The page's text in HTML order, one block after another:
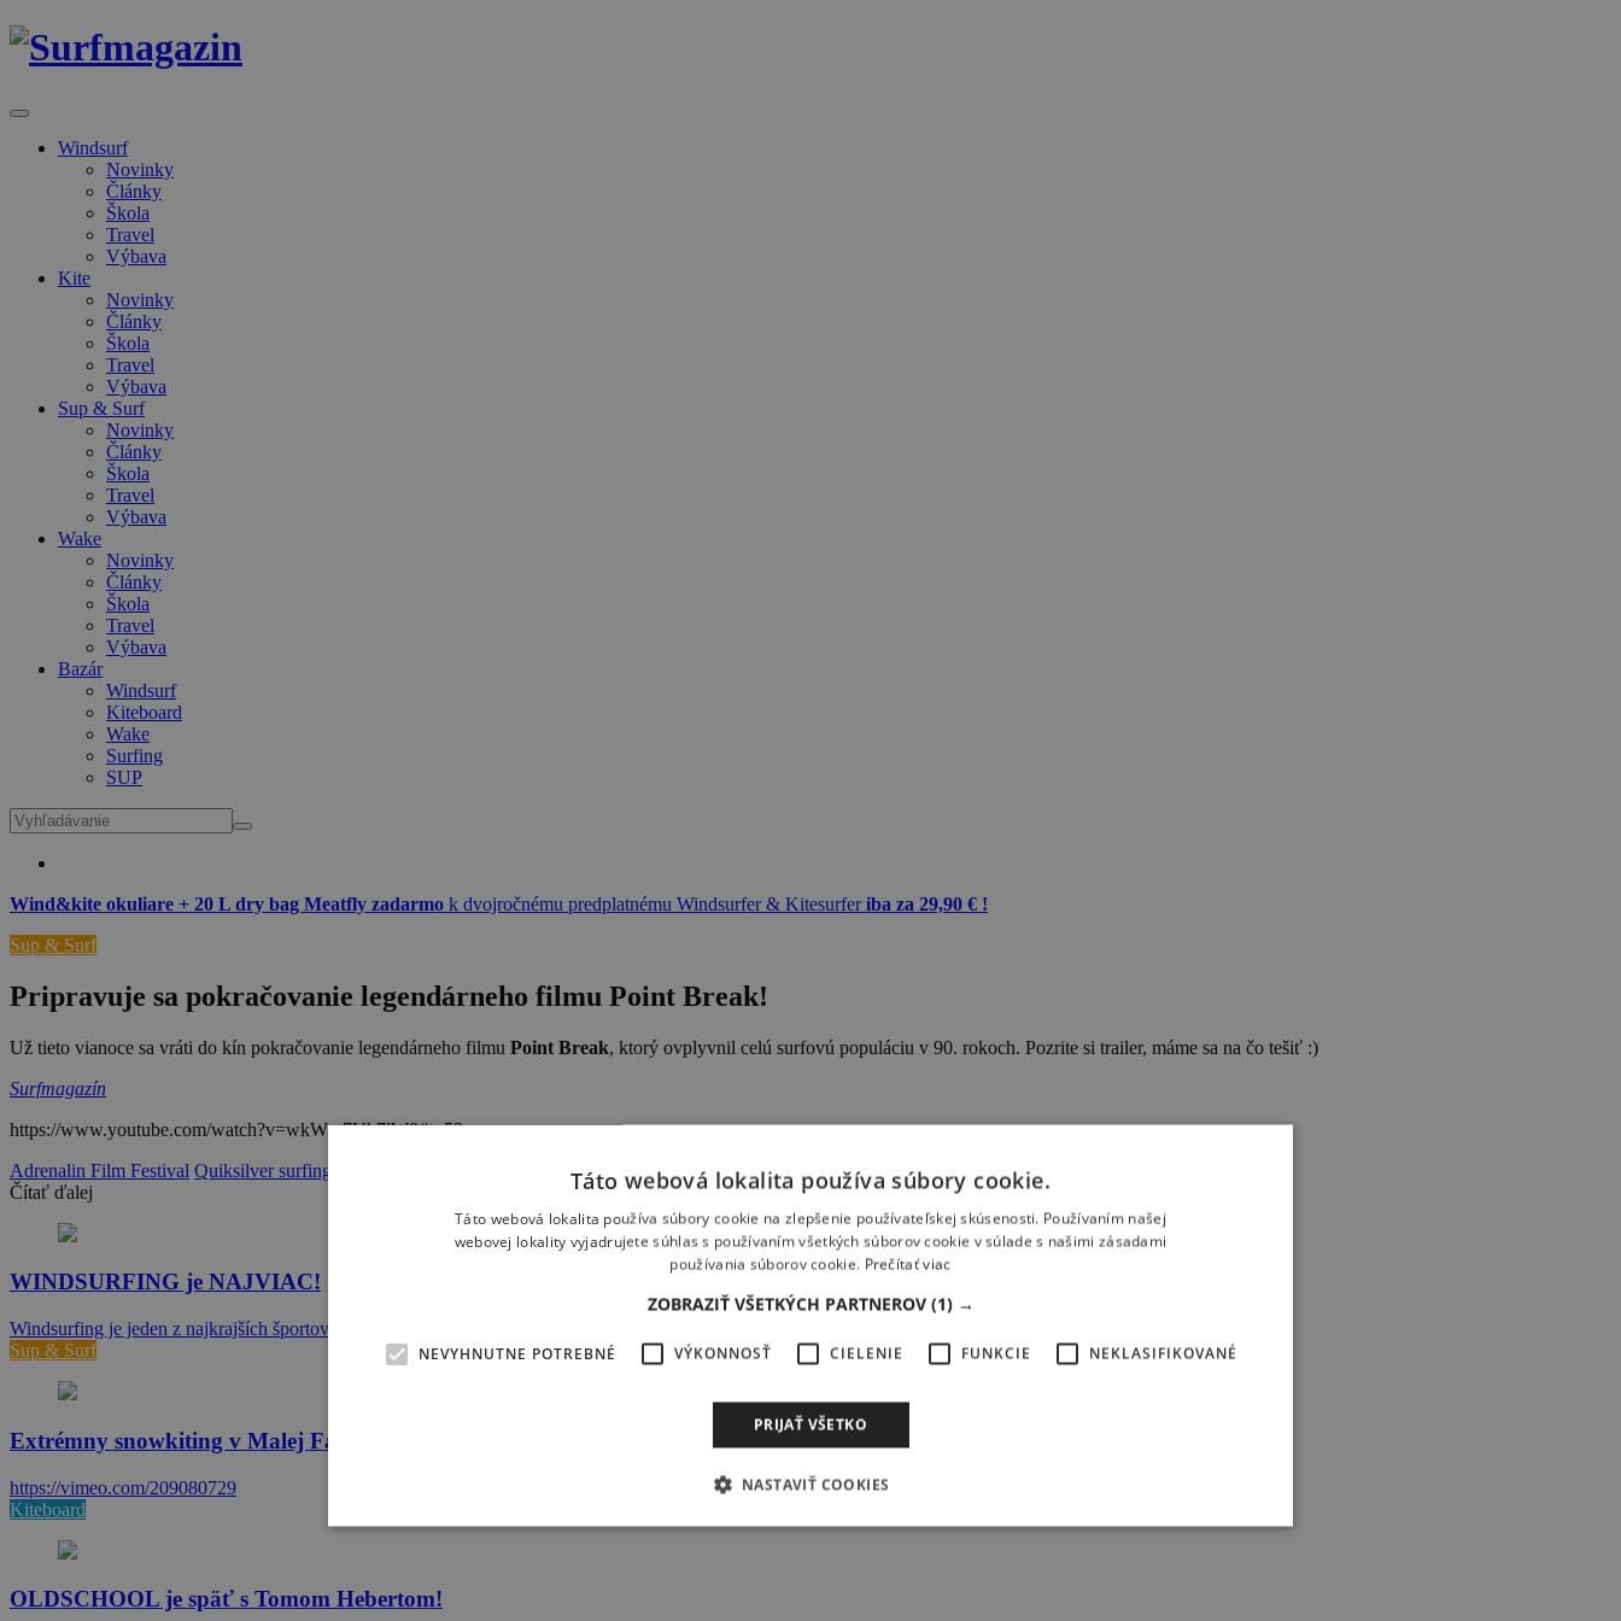
Windsurf
Novinky
Články
Škola
Travel
Výbava
Kite
Novinky
Články
Škola
Travel
Výbava
Sup & Surf
Novinky
Články
Škola
Travel
Výbava
Wake
Novinky
Články
Škola
Travel
Výbava
Bazár
Windsurf
Kiteboard
Wake
Surfing
SUP
Wind&kite okuliare + 20 L dry bag Meatfly zadarmo k dvojročnému predplatnému Windsurfer & Kitesurferiba za 29,90 € !
Sup & Surf
Pripravuje sa pokračovanie legendárneho filmu Point Break!
Už tieto vianoce sa vráti do kín pokračovanie legendárneho filmu Point Break, ktorý ovplyvnil celú surfovú populáciu v 90. rokoch. Pozrite si trailer, máme sa na čo tešiť :)
Surfmagazín
https://www.youtube.com/watch?v=wkWw7Ub7lW8#t=53
Adrenalin Film Festival Quiksilver surfing
Čítať ďalej
WINDSURFING je NAJVIAC!
Windsurfing je jeden z najkrajších športov na našej planéte Zem.…
Sup & Surf
Extrémny snowkiting v Malej Fatre
https://vimeo.com/209080729
Kiteboard
OLDSCHOOL je späť s Tomom Hebertom!
Táto webová lokalita používa súbory cookie.
Táto webová lokalita používa súbory cookie na zlepšenie používateľskej skúsenosti. Používaním našej
webovej lokality vyjadrujete súhlas s používaním všetkých súborov cookie v súlade s našimi zásadami
používania súborov cookie. Prečítať viac
ZOBRAZIŤ VŠETKÝCH PARTNEROV (1) →
NEVYHNUTNE POTREBNÉ VÝKONNOSŤ CIELENIE FUNKCIE NEKLASIFIKOVANÉ
PRIJAŤ VŠETKO
NASTAVIŤ COOKIES